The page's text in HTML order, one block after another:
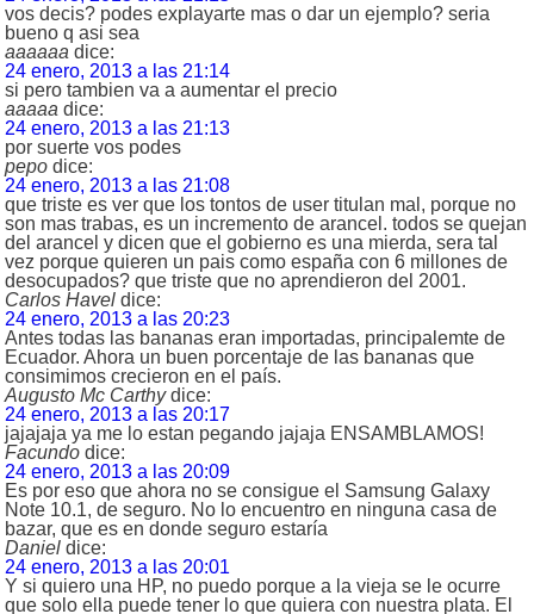
vos decis? podes explayarte mas o dar un ejemplo? seria
bueno q asi sea
aaaaaa dice:
24 enero, 2013 a las 21:14
si pero tambien va a aumentar el precio
aaaaa dice:
24 enero, 2013 a las 21:13
por suerte vos podes
pepo dice:
24 enero, 2013 a las 21:08
que triste es ver que los tontos de user titulan mal, porque no
son mas trabas, es un incremento de arancel. todos se quejan
del arancel y dicen que el gobierno es una mierda, sera tal
vez porque quieren un pais como españa con 6 millones de
desocupados? que triste que no aprendieron del 2001.
Carlos Havel dice:
24 enero, 2013 a las 20:23
Antes todas las bananas eran importadas, principalemte de
Ecuador. Ahora un buen porcentaje de las bananas que
consimimos crecieron en el país.
Augusto Mc Carthy dice:
24 enero, 2013 a las 20:17
jajajaja ya me lo estan pegando jajaja ENSAMBLAMOS!
Facundo dice:
24 enero, 2013 a las 20:09
Es por eso que ahora no se consigue el Samsung Galaxy
Note 10.1, de seguro. No lo encuentro en ninguna casa de
bazar, que es en donde seguro estaría
Daniel dice:
24 enero, 2013 a las 20:01
Y si quiero una HP, no puedo porque a la vieja se le ocurre
que solo ella puede tener lo que quiera con nuestra plata. El